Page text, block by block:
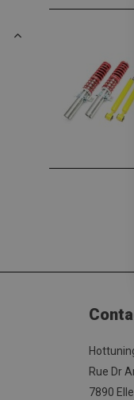
Rue Dr
7890